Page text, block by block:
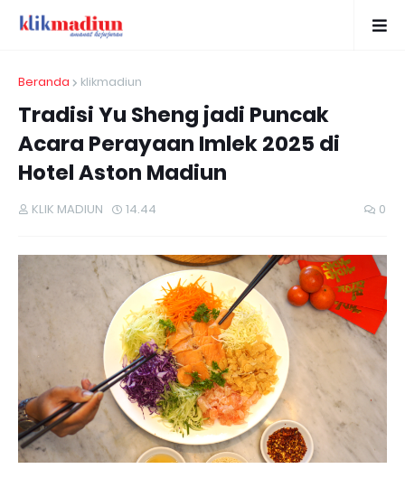
Beranda klikmadiun
Tradisi Yu Sheng jadi Puncak
Acara Perayaan Imlek 2025 di
Hotel Aston Madiun
KLIK MADIUN 14.44 0